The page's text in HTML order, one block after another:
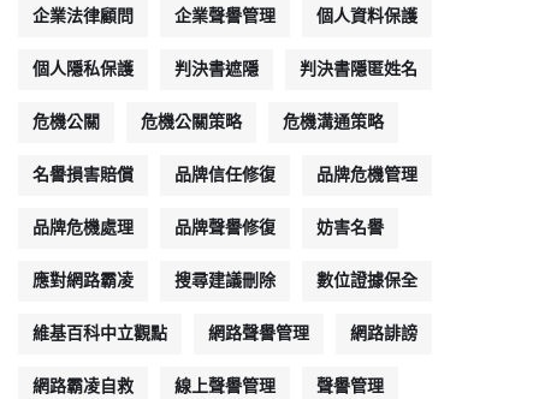
企業法律顧問 企業聲譽管理 個人資料保護
個人隱私保護 判決書遮隱 判決書隱匿姓名
危機公關 危機公關策略 危機溝通策略
名譽損害賠償 品牌信任修復 品牌危機管理
品牌危機處理 品牌聲譽修復 妨害名譽
應對網路霸凌 搜尋建議刪除 數位證據保全
維基百科中立觀點 網路聲譽管理 網路誹謗
網路霸凌自救 線上聲譽管理 聲譽管理